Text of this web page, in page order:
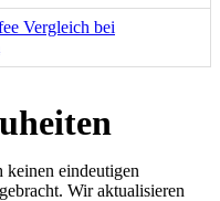
Vergleich bei
keinen eindeutigen
Wir aktualisieren